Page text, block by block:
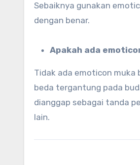
Sebaiknya gunakan
dengan benar.
Apakah ada
Tidak ada emoticon
beda tergantung pada
dianggap sebagai tanda
lain.